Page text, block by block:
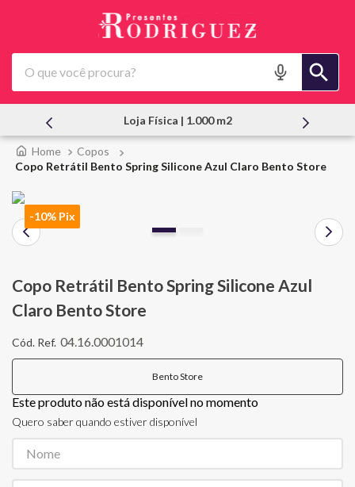
O que você procura?
Física | 1.000 m2 Atendimento
Copos
Copo Retrátil Bento Spring Silicone Azul Claro Bento Store
-10% Pix
Copo Retrátil Bento Spring Silicone Azul
Claro Bento Store
04.16.0001014
Bento Store
Este produto não está disponível no momento
Quero saber quando estiver disponível